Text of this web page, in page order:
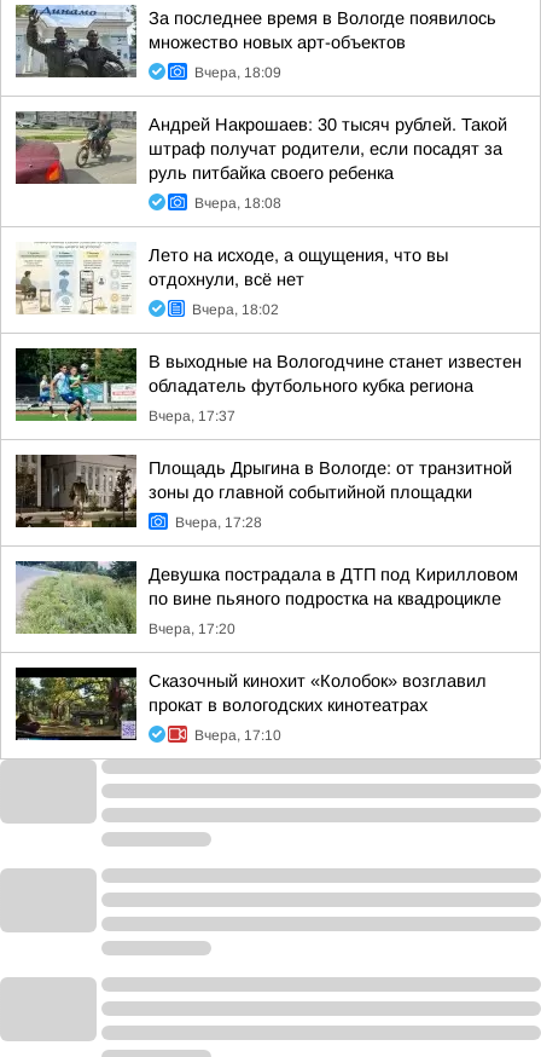
За последнее время в Вологде появилось
множество новых арт-объектов
Вчера, 18:09
Андрей Накрошаев: 30 тысяч рублей. Такой
штраф получат родители, если посадят за
руль питбайка своего ребенка
Вчера, 18:08
Лето на исходе, а ощущения, что вы
отдохнули, всё нет
Вчера, 18:02
В выходные на Вологодчине станет известен
обладатель футбольного кубка региона
Вчера, 17:37
Площадь Дрыгина в Вологде: от транзитной
зоны до главной событийной площадки
Вчера, 17:28
Девушка пострадала в ДТП под Кирилловом
по вине пьяного подростка на квадроцикле
Вчера, 17:20
Сказочный кинохит «Колобок» возглавил
прокат в вологодских кинотеатрах
Вчера, 17:10